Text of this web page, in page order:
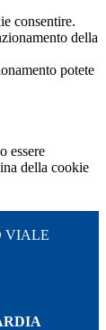
consentire.
della
potete
essere
della cookie
VIALE